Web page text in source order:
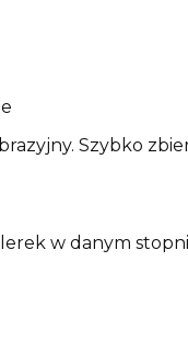
Szybko
w danym